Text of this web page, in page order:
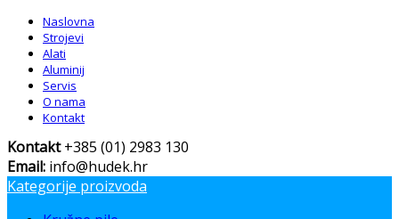
Naslovna
Strojevi
Alati
Aluminij
Servis
O nama
Kontakt
Kontakt+385 (01) 2983 130
Email: info@hudek.hr
Kategorije proizvoda